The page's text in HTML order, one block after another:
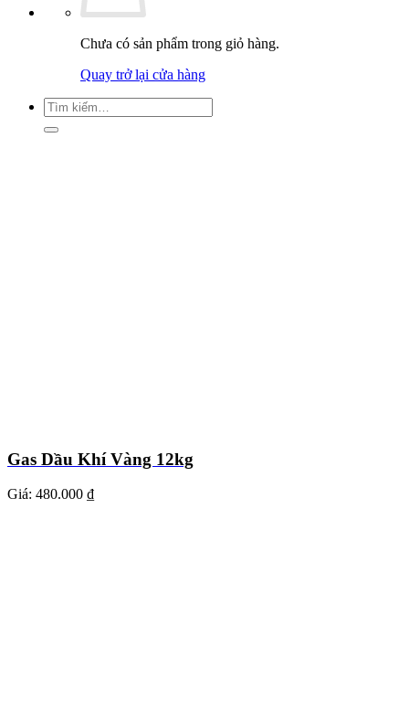
Chưa có sản phẩm trong giỏ hàng.
Quay trở lại cửa hàng
Tìm
kiếm:
Gas Dầu Khí Vàng 12kg
Giá: 480.000 ₫